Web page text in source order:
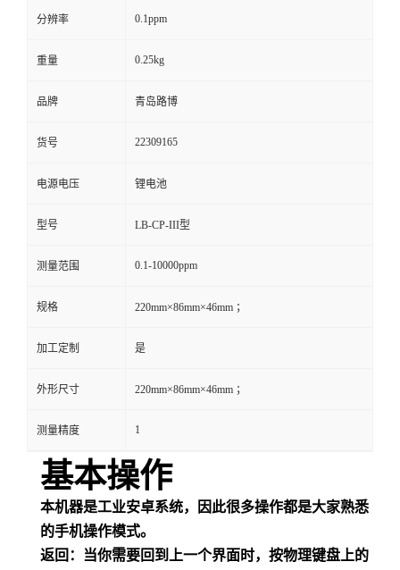
方
式
在
线
留
分辨率 0.1ppm
重量 0.25kg
品牌 青岛路博
货号 22309165
电源电压 锂电池
型号 LB-CP-III型
测量范围 0.1-10000ppm
规格 220mm×86mm×46mm ；
加工定制 是
外形尺寸 220mm×86mm×46mm ；
测量精度 1
基本操作
本机器是工业安卓系统，因此很多操作都是大家熟悉
的手机操作模式。
返回：
当你需要回到上一个界面时，按物理键盘上的